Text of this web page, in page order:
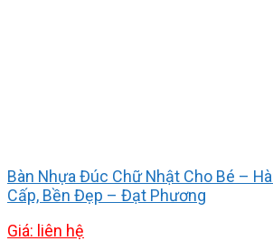
Bàn Nhựa Đúc Chữ Nhật Cho Bé –
Cấp, Bền Đẹp – Đạt Phương
Giá: liên hệ